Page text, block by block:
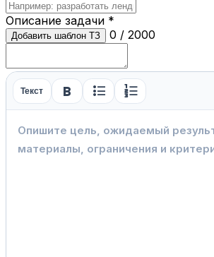
Описание задачи *
Добавить шаблон ТЗ 0 / 2000
Текст format_bold format_list_bulleted format_list_numbered